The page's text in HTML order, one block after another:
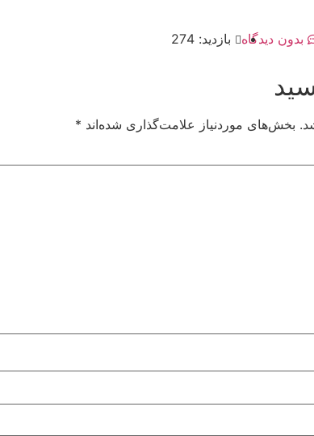
بدون دیدگاه بازدید: 274
بخش‌های موردنیاز علامت‌گذاری شده‌اند *